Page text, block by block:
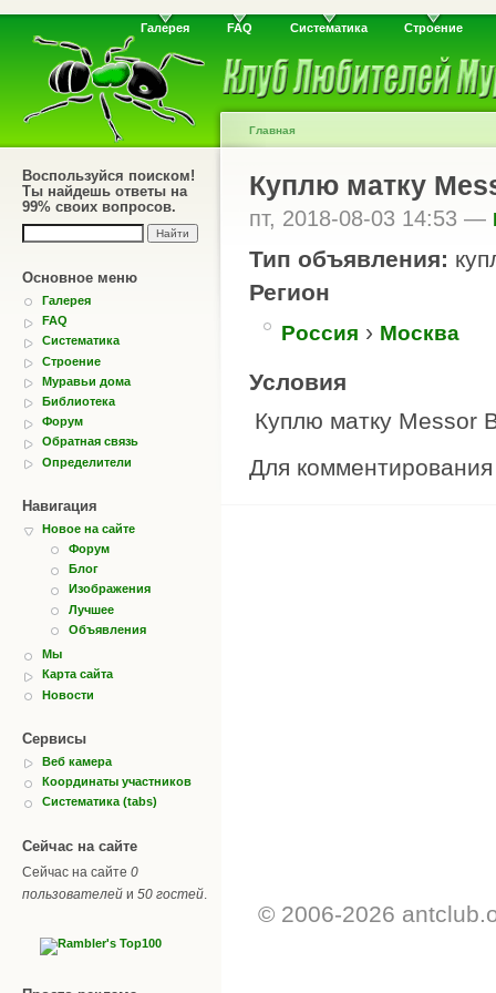
Галерея FAQ Систематика Строение
Воспользуйся поиском!
Ты найдешь ответы на
99% своих вопросов.
Основное меню
Галерея
FAQ
Систематика
Строение
Муравьи дома
Библиотека
Форум
Обратная связь
Определители
Навигация
Новое на сайте
Форум
Блог
Изображения
Лучшее
Объявления
Мы
Карта сайта
Новости
Сервисы
Веб камера
Координаты участников
Систематика (tabs)
Сейчас на сайте
Сейчас на сайте 0
пользователей и 50 гостей
Главная
Куплю матку
пт, 2018-08-03 14:53 —
Тип объявления:
Регион
Россия › Москва
Условия
Куплю матку Messor
Для
© 2006-2026